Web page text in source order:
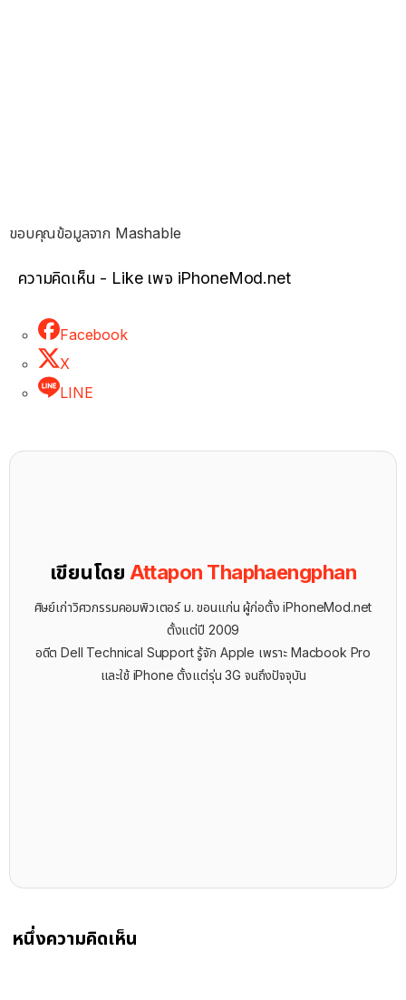
ขอบคุณข้อมูลจาก Mashable
ความคิดเห็น - Like เพจ iPhoneMod.net
Facebook
X
LINE
เขียนโดย Attapon Thaphaengphan
ศิษย์เก่าวิศวกรรมคอมพิวเตอร์ ม. ขอนแก่น ผู้ก่อตั้ง iPhoneMod.net
ตั้งแต่ปี 2009
อดีต Dell Technical Support รู้จัก ​Apple เพราะ Macbook Pro
และใช้ iPhone ตั้งแต่รุ่น 3G จนถึงปัจจุบัน
หนึ่งความคิดเห็น